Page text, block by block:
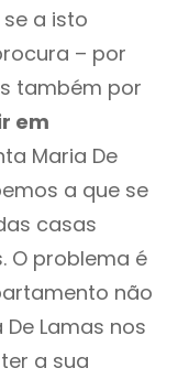
se a isto
– por
também por
em
Maria De
a que se
casas
O problema é
não
Lamas nos
a sua